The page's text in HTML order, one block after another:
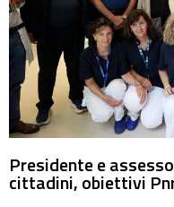
Presidente e
cittadini, obiettivi